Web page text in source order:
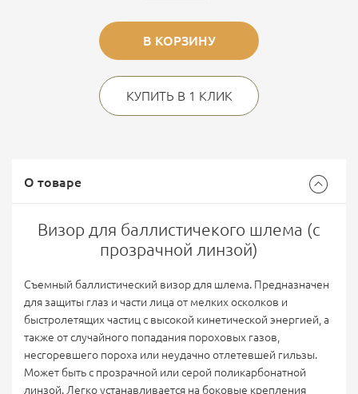
В КОРЗИНУ
КУПИТЬ В 1 КЛИК
О товаре
Визор для баллистичекого шлема (с
прозрачной линзой)
Съемный баллистический визор для шлема. Предназначен
длязащиты глаз и части лица от мелких осколков и
быстролетящих частиц с высокой кинетической энергией, а
также от случайного попадания пороховых газов,
несгоревшего пороха или неудачно отлетевшей гильзы.
Может быть с прозрачной или серой поликарбонатной
линзой. Легко устанавливается на боковые крепления